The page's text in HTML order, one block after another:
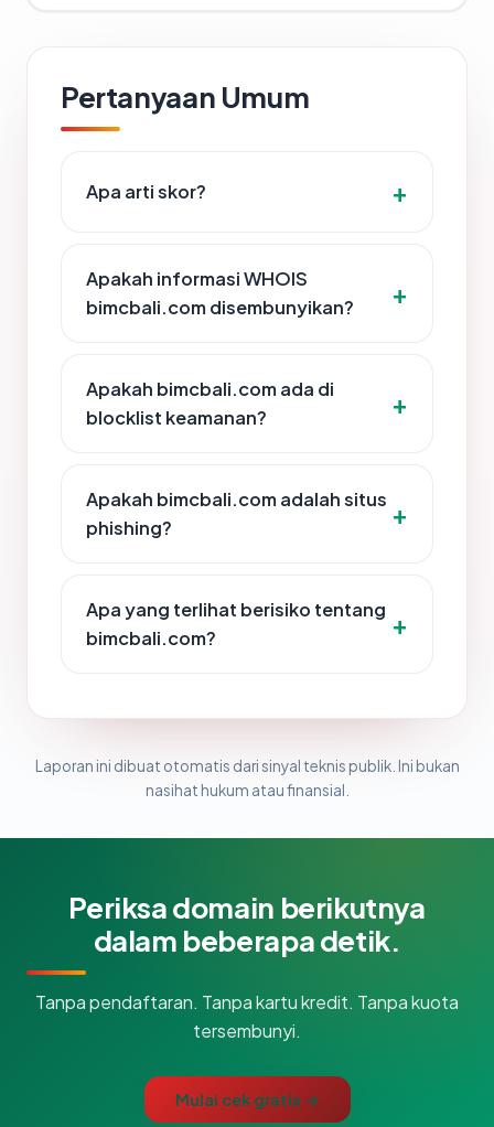
Pertanyaan Umum
Apa arti skor?
Apakah informasi WHOIS
bimcbali.com disembunyikan?
Apakah bimcbali.com ada di
blocklist keamanan?
Apakah bimcbali.com adalah situs
phishing?
Apa yang terlihat berisiko tentang
bimcbali.com?
Laporan ini dibuat otomatis dari sinyal teknis publik. Ini bukan
nasihat hukum atau finansial.
Periksa domain berikutnya
dalam beberapa detik.
Tanpa pendaftaran. Tanpa kartu kredit. Tanpa kuota
tersembunyi.
Mulai cek gratis →